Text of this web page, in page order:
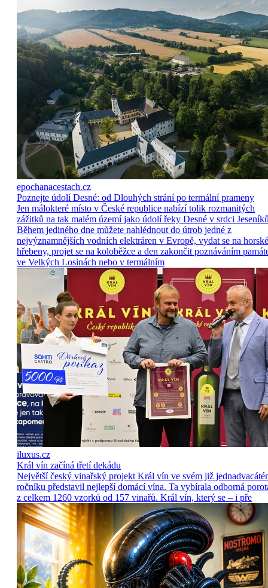
epochanacestach.cz
Poznejte údolí Desné: od Dlouhých strání po termální prameny
Jen málokteré místo v České republice nabízí tolik rozmanitých
zážitků na tak malém území jako údolí řeky Desné v srdci
Během jediného dne můžete nahlédnout do útrob jedné z
nejvýznamnějších vodních elektráren v Evropě, vydat se na horské
hřebeny, projet se na koloběžce a den zakončit poznáváním
ve Velkých Losinách nebo v termálním
iluxus.cz
Král vín začíná třetí dekádu
Největší český vinařský projekt Král vín ve svém již
ročníku představil nejlepší domácí vína. Ta vybírala odborná
z celkem 1260 vzorků od 157 vinařů. Král vín, který se – i pře